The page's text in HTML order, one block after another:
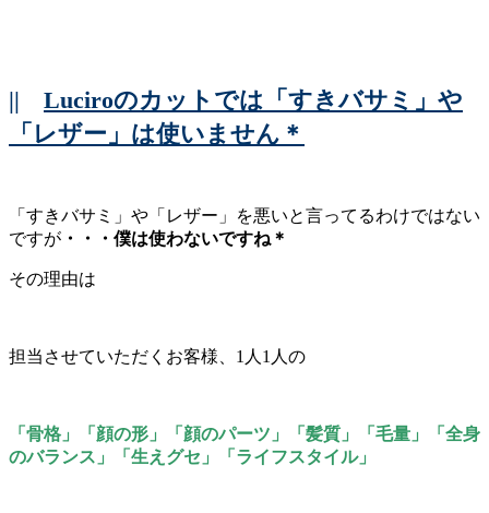
|| Luciroのカットでは「すきバサミ」や
「レザー」は使いません＊
「すきバサミ」や「レザー」を悪いと言ってるわけではない
ですが ・・・僕は使わないですね＊
その理由は
担当させていただくお客様、1人1人の
「骨格」「顔の形」「顔のパーツ」「髪質」「毛量」
「全身
のバランス」「生えグセ」「ライフスタイル」